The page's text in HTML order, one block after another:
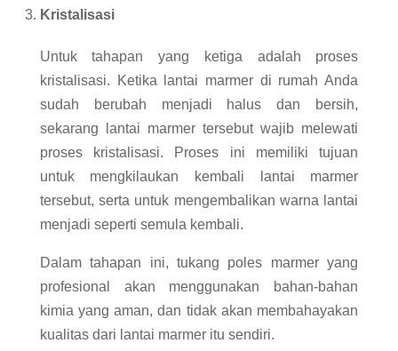
Kristalisasi
Untuk tahapan yang ketiga adalah proses
kristalisasi. Ketika lantai marmer di rumah Anda
sudah berubah menjadi halus dan bersih,
sekarang lantai marmer tersebut wajib melewati
proses kristalisasi. Proses ini memiliki tujuan
untuk mengkilaukan kembali lantai marmer
tersebut, serta untuk mengembalikan warna lantai
menjadi seperti semula kembali.
Dalam tahapan ini, tukang poles marmer yang
profesional akan menggunakan bahan-bahan
kimia yang aman, dan tidak akan membahayakan
kualitas dari lantai marmer itu sendiri.